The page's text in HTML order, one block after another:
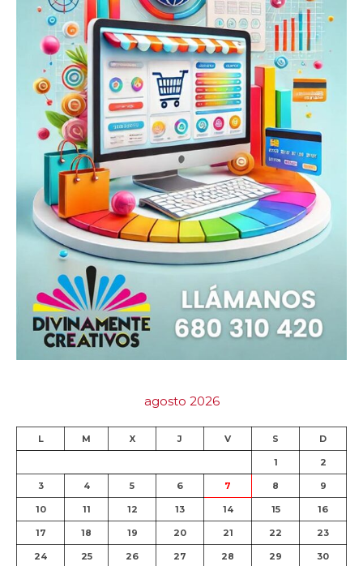
agosto 2026
L M X J V S D
1 2
3 4 5 6 7 8 9
10 11 12 13 14 15 16
17 18 19 20 21 22 23
24 25 26 27 28 29 30